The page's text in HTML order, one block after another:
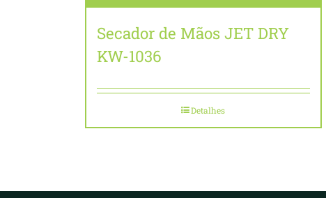
Secador de Mãos JET DRY
KW-1036
Detalhes